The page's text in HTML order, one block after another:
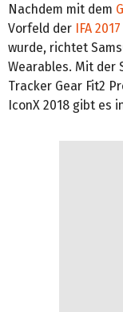
Nachdem mit dem
Vorfeld der IFA 2017
wurde, richtet
Wearables. Mit der
Tracker Gear Fit2
IconX 2018 gibt es